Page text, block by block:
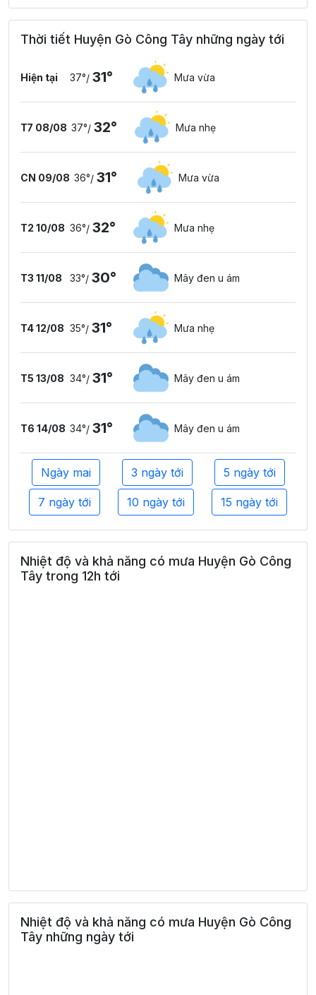
Thời tiết Huyện Gò Công Tây những ngày tới
Hiện tại 37°/ 31° Mưa vừa
T7 08/08 37°/ 32° Mưa nhẹ
CN 09/08 36°/ 31° Mưa vừa
T2 10/08 36°/ 32° Mưa nhẹ
T3 11/08 33°/ 30° Mây đen u ám
T4 12/08 35°/ 31° Mưa nhẹ
T5 13/08 34°/ 31° Mây đen u ám
T6 14/08 34°/ 31° Mây đen u ám
Ngày mai 3 ngày tới 5 ngày tới
7 ngày tới 10 ngày tới 15 ngày tới
Nhiệt độ và khả năng có mưa Huyện Gò Công
Tây trong 12h tới
Nhiệt độ và khả năng có mưa Huyện Gò Công
Tây những ngày tới